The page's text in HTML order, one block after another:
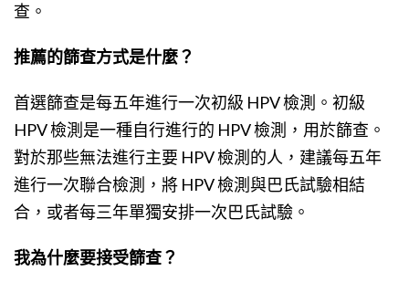
查。
推薦的篩查方式是什麼？
首選篩查是每五年進行一次初級 HPV 檢測。初級
HPV 檢測是一種自行進行的 HPV 檢測，用於篩查。
對於那些無法進行主要 HPV 檢測的人，建議每五年
進行一次聯合檢測，將 HPV 檢測與巴氏試驗相結
合，或者每三年單獨安排一次巴氏試驗。
我為什麼要接受篩查？